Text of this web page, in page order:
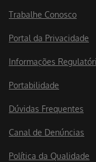
Trabalhe Conosco
Portal da Privacidade
Informações
Portabilidade
Dúvidas Frequentes
Canal de Denúncias
Política da Qualidade